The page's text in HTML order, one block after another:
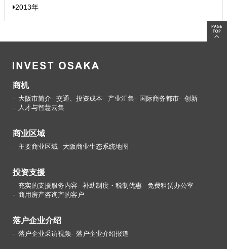
2013年
商机
大阪市简介 交通、投资成本 产业汇集 国际商务都市
创新
人才与智慧云集
商业区域
主要商业区域 大阪商业生态系统地图
投资支援
充实的支援服务内容 补助制度・税制优惠
免费租赁办公室
商用房产咨询产的客户
落户企业介绍
落户企业采访视频 落户企业介绍报道